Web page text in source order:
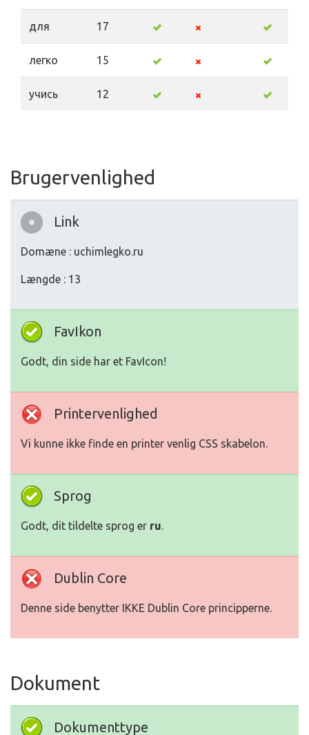
для 17
легко 15
учись 12
Brugervenlighed
Link
Domæne : uchimlegko.ru
Længde : 13
FavIkon
Godt, din side har et FavIcon!
Printervenlighed
Vi kunne ikke finde en printer venlig CSS skabelon.
Sprog
Godt, dit tildelte sprog er ru.
Dublin Core
Denne side benytter IKKE Dublin Core principperne.
Dokument
Dokumenttype